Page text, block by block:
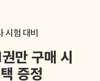
시험 대비
만 구매 시
증정